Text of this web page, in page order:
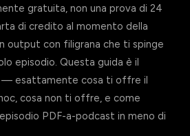
gratuita, non una prova di 24
di credito al momento della
output con filigrana che ti spinge
episodio. Questa guida è il
— esattamente cosa ti offre il
cosa non ti offre, e come
PDF-a-podcast in meno di